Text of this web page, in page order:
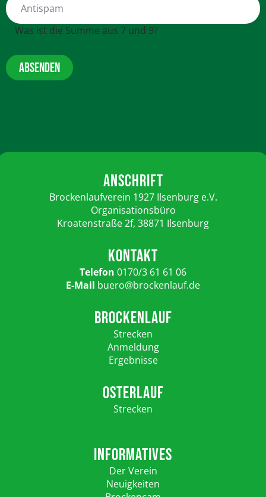
Was ist die Summe aus 7 und 9?
ABSENDEN
ANSCHRIFT
Brockenlaufverein 1927 Ilsenburg e.V.
Organisationsbüro
Kroatenstraße 2f, 38871 Ilsenburg
KONTAKT
Telefon 0170/3 61 61 06
E-Mail buero@brockenlauf.de
BROCKENLAUF
Strecken
Anmeldung
Ergebnisse
OSTERLAUF
Strecken
INFORMATIVES
Der Verein
Neuigkeiten